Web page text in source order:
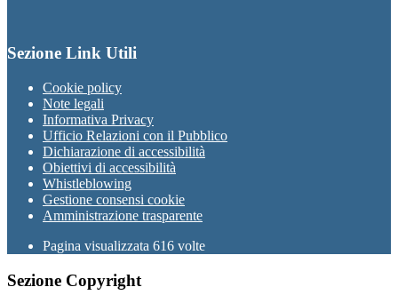
Sezione Link Utili
Cookie policy
Note legali
Informativa Privacy
Ufficio Relazioni con il Pubblico
Dichiarazione di accessibilità
Obiettivi di accessibilità
Whistleblowing
Gestione consensi cookie
Amministrazione trasparente
Pagina visualizzata 616 volte
Sezione Copyright